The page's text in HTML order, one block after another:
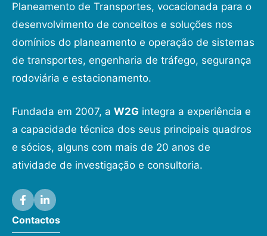
Planeamento de Transportes, vocacionada para o
desenvolvimento de conceitos e soluções nos
domínios do planeamento e operação de sistemas
de transportes, engenharia de tráfego, segurança
rodoviária e estacionamento.
Fundada em 2007, a W2G integra a experiência e
a capacidade técnica dos seus principais quadros
e sócios, alguns com mais de 20 anos de
atividade de investigação e consultoria.
Contactos